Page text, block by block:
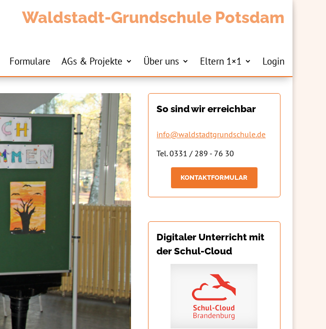
Waldstadt-Grundschule Potsdam
Formulare AGs & Projekte Über uns Eltern 1×1 Login
So sind wir erreichbar
info@waldstadtgrundschule.de
Tel. 0331 / 289 - 76 30
KONTAKTFORMULAR
Digitaler Unterricht mit
der Schul-Cloud